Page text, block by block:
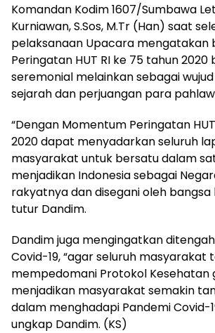
Komandan Kodim 1607/Sumbawa
Kurniawan, S.Sos, M.Tr (Han) saat
pelaksanaan Upacara mengatakan
Peringatan HUT RI ke 75 tahun
seremonial melainkan sebagai
sejarah dan perjuangan para
“Dengan Momentum Peringatan
2020 dapat menyadarkan seluruh
masyarakat untuk bersatu dalam
menjadikan Indonesia sebagai
rakyatnya dan disegani oleh bangsa
tutur Dandim.
Dandim juga mengingatkan
Covid-19, “agar seluruh masyarakat
mempedomani Protokol Kesehatan
menjadikan masyarakat semakin
dalam menghadapi Pandemi Covid-
ungkap Dandim. (KS)